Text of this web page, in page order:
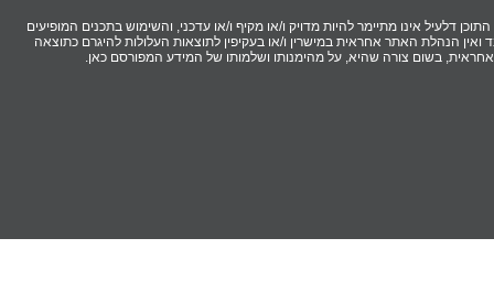
דלעיל אינו מתיימר להיות מדויק ו/או מקיף ו/או עדכני, והשימוש בתכנים המופיעים
הנהלת האתר אחראית במישרין ו/או בעקיפין לתוצאות העלולות להיגרם כתוצאה
בשום צורה שהיא, על מהימנותו ושלמותו של המידע המפורסם כאן.